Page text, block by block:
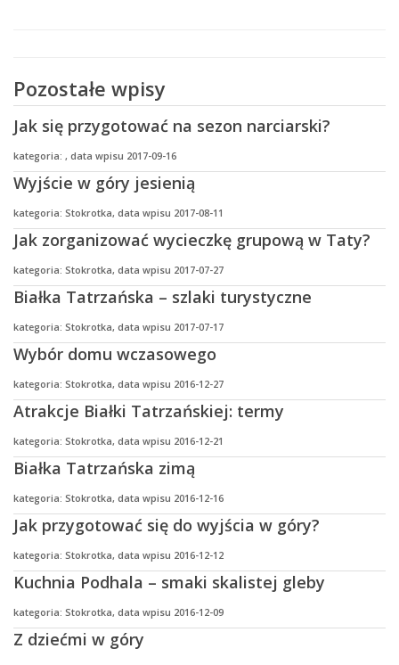
Pozostałe wpisy
Jak się przygotować na sezon narciarski?
kategoria: , data wpisu 2017-09-16
Wyjście w góry jesienią
kategoria: Stokrotka, data wpisu 2017-08-11
Jak zorganizować wycieczkę grupową w Taty?
kategoria: Stokrotka, data wpisu 2017-07-27
Białka Tatrzańska – szlaki turystyczne
kategoria: Stokrotka, data wpisu 2017-07-17
Wybór domu wczasowego
kategoria: Stokrotka, data wpisu 2016-12-27
Atrakcje Białki Tatrzańskiej: termy
kategoria: Stokrotka, data wpisu 2016-12-21
Białka Tatrzańska zimą
kategoria: Stokrotka, data wpisu 2016-12-16
Jak przygotować się do wyjścia w góry?
kategoria: Stokrotka, data wpisu 2016-12-12
Kuchnia Podhala – smaki skalistej gleby
kategoria: Stokrotka, data wpisu 2016-12-09
Z dziećmi w góry